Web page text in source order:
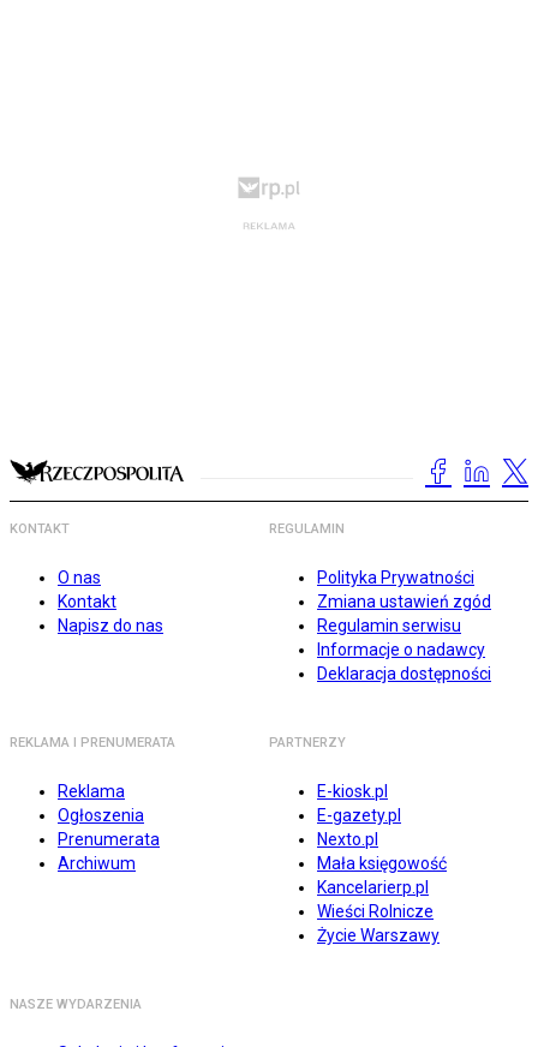
KONTAKT
O nas
Kontakt
Napisz do nas
REGULAMIN
Polityka Prywatności
Zmiana ustawień zgód
Regulamin serwisu
Informacje o nadawcy
Deklaracja dostępności
REKLAMA I PRENUMERATA
Reklama
Ogłoszenia
Prenumerata
Archiwum
PARTNERZY
E-kiosk.pl
E-gazety.pl
Nexto.pl
Mała księgowość
Kancelarierp.pl
Wieści Rolnicze
Życie Warszawy
NASZE WYDARZENIA